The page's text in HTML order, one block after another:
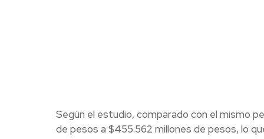
Según el estudio, comparado con el mismo
de pesos a $455.562 millones de pesos, lo